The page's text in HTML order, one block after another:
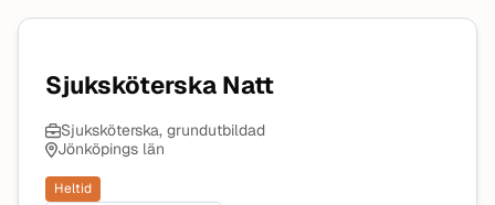
Sjuksköterska Natt
Sjuksköterska, grundutbildad
Jönköpings län
Heltid